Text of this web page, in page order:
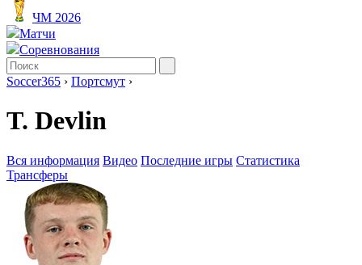
ЧМ 2026
Матчи
Соревнования
Soccer365 › Портсмут ›
T. Devlin
Вся информация Видео Последние игры Статистика
Трансферы